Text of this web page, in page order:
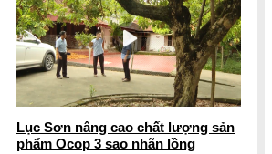
Lục Sơn nâng cao chất lượng sản
phẩm Ocop 3 sao nhãn lồng